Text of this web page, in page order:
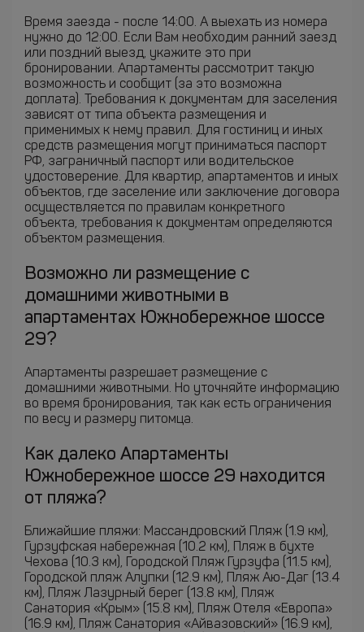
Время заезда - после 14:00. А выехать из номера
нужно до 12:00. Если Вам необходим ранний заезд
или поздний выезд, укажите это при
бронировании. Апартаменты рассмотрит такую
возможность и сообщит (за это возможна
доплата). Требования к документам для заселения
зависят от типа объекта размещения и
применимых к нему правил. Для гостиниц и иных
средств размещения могут приниматься паспорт
РФ, заграничный паспорт или водительское
удостоверение. Для квартир, апартаментов и иных
объектов, где заселение или заключение договора
осуществляется по правилам конкретного
объекта, требования к документам определяются
объектом размещения.
Возможно ли размещение с
домашними животными в
апартаментах Южнобережное шоссе
29?
Апартаменты разрешает размещение с
домашними животными. Но уточняйте информацию
во время бронирования, так как есть ограничения
по весу и размеру питомца.
Как далеко Апартаменты
Южнобережное шоссе 29 находится
от пляжа?
Ближайшие пляжи: Массандровский Пляж (1.9 км),
Гурзуфская набережная (10.2 км), Пляж в бухте
Чехова (10.3 км), Городской Пляж Гурзуфа (11.5 км),
Городской пляж Алупки (12.9 км), Пляж Аю-Даг (13.4
км), Пляж Лазурный берег (13.8 км), Пляж
Санатория «Крым» (15.8 км), Пляж Отеля «Европа»
(16.9 км), Пляж Санатория «Айвазовский» (16.9 км),